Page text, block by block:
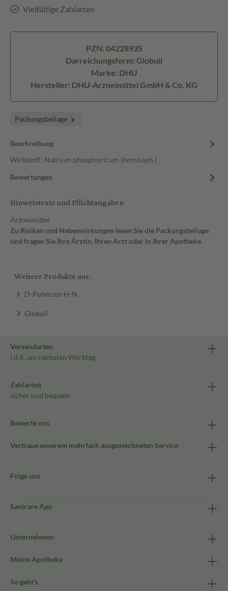
Vielfältige Zahlarten
PZN: 04228935
Darreichungsform: Globuli
Marke: DHU
Hersteller: DHU-Arzneimittel GmbH & Co. KG
Packungsbeilage
Beschreibung
Wirkstoff: Natrium phosphoricum (homöoph.)
Bewertungen
Hinweistexte und Pflichtangaben
Arzneimittel
Zu Risiken und Nebenwirkungen lesen Sie die Packungsbeilage
und fragen Sie Ihre Ärztin, Ihren Arzt oder in Ihrer Apotheke.
Weitere Produkte aus:
D-Potenzen H-N
Globuli
Versandarten
i.d.R. am nächsten Werktag
Zahlarten
sicher und bequem
Bewerte uns
Vertraue unserem mehrfach ausgezeichneten Service
Folge uns
Sanicare App
Unternehmen
Meine Apotheke
So geht's